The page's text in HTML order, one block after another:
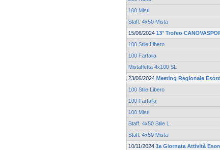
100 Misti
Staff. 4x50 Mista
15/06/2024 13° Trofeo
100 Stile Libero
100 Farfalla
Mistaffetta 4x100 SL
23/06/2024 Meeting Regionale
100 Stile Libero
100 Farfalla
100 Misti
Staff. 4x50 Stile L.
Staff. 4x50 Mista
10/11/2024 1a Giornata Attività